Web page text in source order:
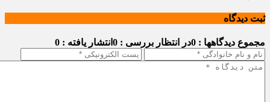
ثبت دیدگاه
مجموع دیدگاهها : 0 در انتظار بررسی : 0 انتشار یافته : 0